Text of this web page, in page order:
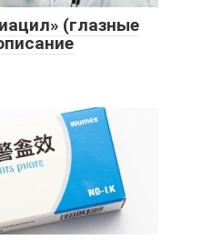
(глазные